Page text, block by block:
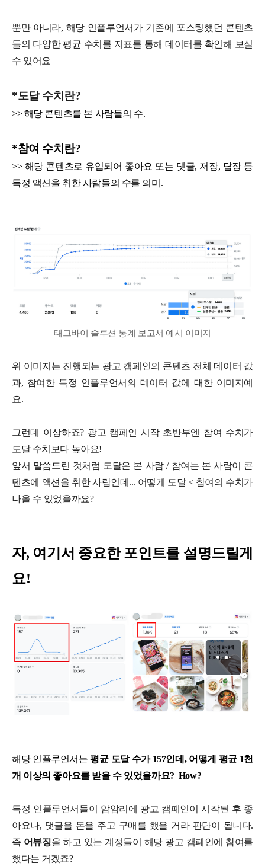
뿐만 아니라, 해당 인플루언서가 기존에 포스팅했던 콘텐츠
들의 다양한 평균 수치를 지표를 통해 데이터를 확인해 보실
수 있어요
*도달 수치란?
>> 해당 콘텐츠를 본 사람들의 수.
*참여 수치란?
>> 해당 콘텐츠로 유입되어 좋아요 또는 댓글, 저장, 답장 등
특정 액션을 취한 사람들의 수를 의미.
태그바이 솔루션 통계 보고서 예시 이미지
위 이미지는 진행되는 광고 캠페인의 콘텐츠 전체 데이터 값
과, 참여한 특정 인플루언서의 데이터 값에 대한 이미지예
요.
그런데 이상하죠? 광고 캠페인 시작 초반부엔 참여 수치가
도달 수치보다 높아요!
앞서 말씀드린 것처럼 도달은 본 사람 / 참여는 본 사람이 콘
텐츠에 액션을 취한 사람인데... 어떻게 도달 < 참여의 수치가
나올 수 있었을까요?
자, 여기서 중요한 포인트를 설명드릴게
요!
해당 인플루언서는평균 도달 수가 157인데, 어떻게 평균 1천
개 이상의 좋아요를 받을 수 있었을까요? How?
특정 인플루언서들이 암암리에 광고 캠페인이 시작된 후 좋
아요나, 댓글을 돈을 주고 구매를 했을 거라 판단이 됩니다.
즉 어뷰징을 하고 있는 계정들이 해당 광고 캠페인에 참여를
했다는 거겠죠?